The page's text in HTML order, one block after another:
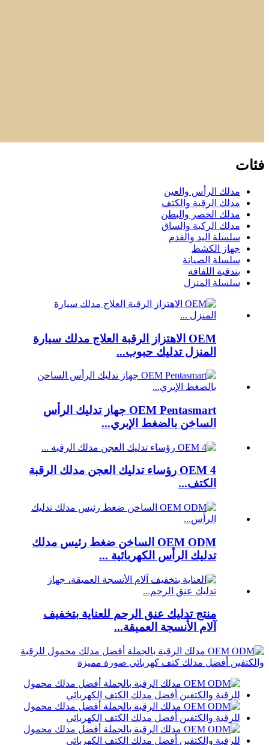
فئات
مدلك الرأس والعين
مدلك الرقبة والكتف
مدلك الخصر والبطن
مدلك الركبة والساق
سلسلة اليد والقدم
جهاز الكشط
سلسلة الصيانة
بندقية اللفافة
سلسلة المنزل
OEM الاهتزاز الرقبة العلاج مدلك سيارة
المنزل تدليك حبوب...
OEM Pentasmart جهاز تدليك الرأس
الساخن بالضغط الإبري...
OEM 4 رؤساء تدليك العجن مدلك الرقبة
الكتف...
OEM ODM الساخن ضغط رئيس مدلك
تدليك الرأس الكهربائية ...
منتج تدليك عنق الرحم للعناية بتخفيف
آلام الأنسجة العميقة...